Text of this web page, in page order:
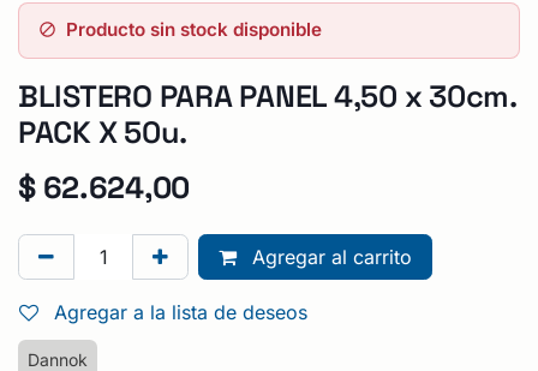
Producto sin stock disponible
BLISTERO PARA PANEL 4,50 x 30cm.
PACK X 50u.
$ 62.624,00
Agregar al carrito
Agregar a la lista de deseos
Dannok